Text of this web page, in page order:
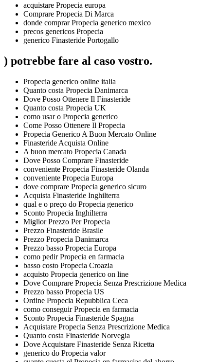
acquistare Propecia europa
Comprare Propecia Di Marca
donde comprar Propecia generico mexico
precos genericos Propecia
generico Finasteride Portogallo
) potrebbe fare al caso vostro.
Propecia generico online italia
Quanto costa Propecia Danimarca
Dove Posso Ottenere Il Finasteride
Quanto costa Propecia UK
como usar o Propecia generico
Come Posso Ottenere Il Propecia
Propecia Generico A Buon Mercato Online
Finasteride Acquista Online
A buon mercato Propecia Canada
Dove Posso Comprare Finasteride
conveniente Propecia Finasteride Olanda
conveniente Propecia Europa
dove comprare Propecia generico sicuro
Acquista Finasteride Inghilterra
qual e o preço do Propecia generico
Sconto Propecia Inghilterra
Miglior Prezzo Per Propecia
Prezzo Finasteride Brasile
Prezzo Propecia Danimarca
Prezzo basso Propecia Europa
como pedir Propecia en farmacia
basso costo Propecia Croazia
acquisto Propecia generico on line
Dove Comprare Propecia Senza Prescrizione Medica
Prezzo basso Propecia US
Ordine Propecia Repubblica Ceca
como conseguir Propecia en farmacia
Sconto Propecia Finasteride Spagna
Acquistare Propecia Senza Prescrizione Medica
Quanto costa Finasteride Norvegia
Dove Acquistare Finasteride Senza Ricetta
generico do Propecia valor